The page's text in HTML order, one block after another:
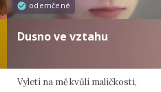
odemčené
Dusno ve vztahu
Vyletí na mě kvůli maličkosti,